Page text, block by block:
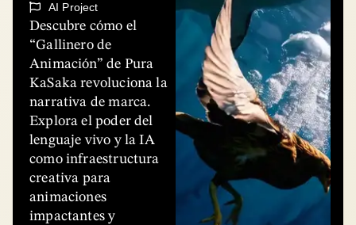
AI Project
Descubre cómo el
“Gallinero de
Animación” de Pura
KaSaka revoluciona la
narrativa de marca.
Explora el poder del
lenguaje vivo y la IA
como infraestructura
creativa para
animaciones
impactantes y